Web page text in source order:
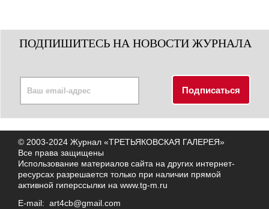
ПОДПИШИТЕСЬ НА НОВОСТИ ЖУРНАЛА
© 2003-2024 Журнал «ТРЕТЬЯКОВСКАЯ ГАЛЕРЕЯ»
Все права защищены
Использование материалов сайта на других интернет-
ресурсах разрешается только при наличии прямой
активной гиперссылки на www.tg-m.ru
E-mail: art4cb@gmail.com